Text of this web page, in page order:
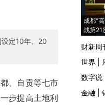
定10年、20
、自贡等七市
步提高土地利
成都“
战第21
财新周
世界
数字说
金融